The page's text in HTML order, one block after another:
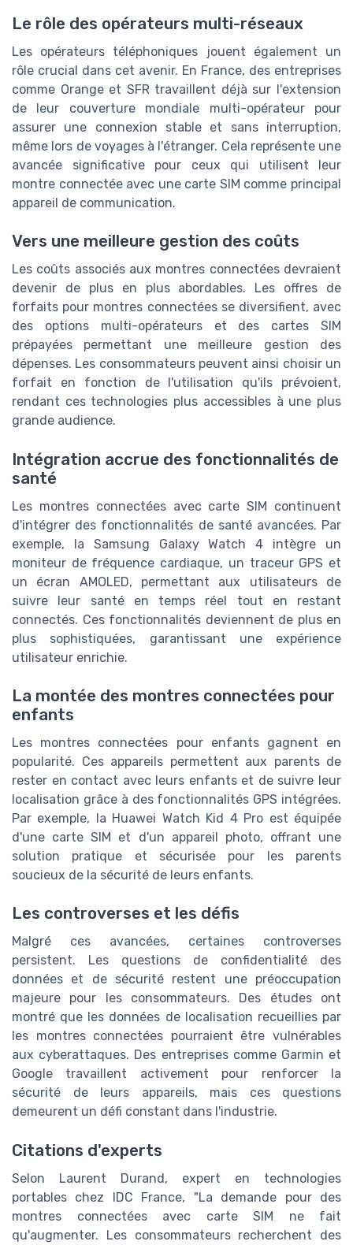
Le rôle des opérateurs multi-réseaux
Les opérateurs téléphoniques jouent également un
rôle crucial dans cet avenir. En France, des entreprises
comme Orange et SFR travaillent déjà sur l'extension
de leur couverture mondiale multi-opérateur pour
assurer une connexion stable et sans interruption,
même lors de voyages à l'étranger. Cela représente une
avancée significative pour ceux qui utilisent leur
montre connectée avec une carte SIM comme principal
appareil de communication.
Vers une meilleure gestion des coûts
Les coûts associés aux montres connectées devraient
devenir de plus en plus abordables. Les offres de
forfaits pour montres connectées se diversifient, avec
des options multi-opérateurs et des cartes SIM
prépayées permettant une meilleure gestion des
dépenses. Les consommateurs peuvent ainsi choisir un
forfait en fonction de l'utilisation qu'ils prévoient,
rendant ces technologies plus accessibles à une plus
grande audience.
Intégration accrue des fonctionnalités de
santé
Les montres connectées avec carte SIM continuent
d'intégrer des fonctionnalités de santé avancées. Par
exemple, la Samsung Galaxy Watch 4 intègre un
moniteur de fréquence cardiaque, un traceur GPS et
un écran AMOLED, permettant aux utilisateurs de
suivre leur santé en temps réel tout en restant
connectés. Ces fonctionnalités deviennent de plus en
plus sophistiquées, garantissant une expérience
utilisateur enrichie.
La montée des montres connectées pour
enfants
Les montres connectées pour enfants gagnent en
popularité. Ces appareils permettent aux parents de
rester en contact avec leurs enfants et de suivre leur
localisation grâce à des fonctionnalités GPS intégrées.
Par exemple, la Huawei Watch Kid 4 Pro est équipée
d'une carte SIM et d'un appareil photo, offrant une
solution pratique et sécurisée pour les parents
soucieux de la sécurité de leurs enfants.
Les controverses et les défis
Malgré ces avancées, certaines controverses
persistent. Les questions de confidentialité des
données et de sécurité restent une préoccupation
majeure pour les consommateurs. Des études ont
montré que les données de localisation recueillies par
les montres connectées pourraient être vulnérables
aux cyberattaques. Des entreprises comme Garmin et
Google travaillent activement pour renforcer la
sécurité de leurs appareils, mais ces questions
demeurent un défi constant dans l'industrie.
Citations d'experts
Selon Laurent Durand, expert en technologies
portables chez IDC France, "La demande pour des
montres connectées avec carte SIM ne fait
qu'augmenter. Les consommateurs recherchent des